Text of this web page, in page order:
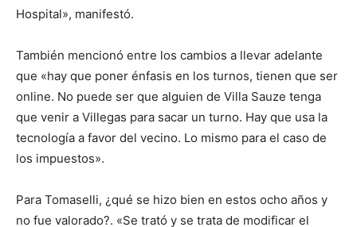
Hospital», manifestó.
También mencionó entre los cambios a llevar adelante
que «hay que poner énfasis en los turnos, tienen que ser
online. No puede ser que alguien de Villa Sauze tenga
que venir a Villegas para sacar un turno. Hay que usa la
tecnología a favor del vecino. Lo mismo para el caso de
los impuestos».
Para Tomaselli, ¿qué se hizo bien en estos ocho años y
no fue valorado?. «Se trató y se trata de modificar el